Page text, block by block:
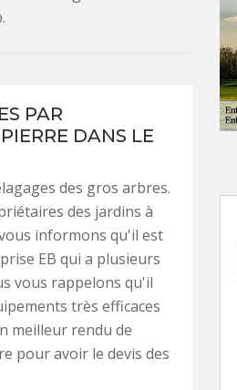
PAR
DANS LE
des gros arbres.
des jardins à
informons qu'il est
EB qui a plusieurs
vous rappelons qu'il
très efficaces
meilleur rendu de
pour avoir le devis des